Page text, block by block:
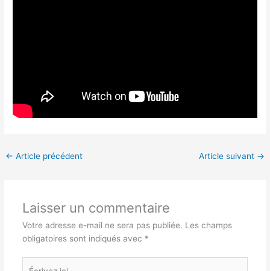
← Article précédent Article suivant →
Laisser un commentaire
Votre adresse e-mail ne sera pas publiée. Les champs
obligatoires sont indiqués avec *
Écrivez